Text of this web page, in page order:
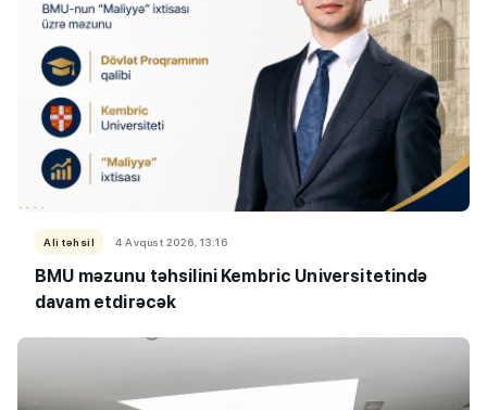
Ali təhsil 4 Avqust 2026, 13:16
BMU məzunu təhsilini Kembric Universitetində
davam etdirəcək